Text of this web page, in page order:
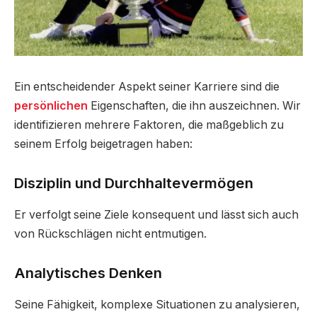
Ein entscheidender Aspekt seiner Karriere sind die
persönlichen Eigenschaften, die ihn auszeichnen. Wir
identifizieren mehrere Faktoren, die maßgeblich zu
seinem Erfolg beigetragen haben:
Disziplin und Durchhaltevermögen
Er verfolgt seine Ziele konsequent und lässt sich auch
von Rückschlägen nicht entmutigen.
Analytisches Denken
Seine Fähigkeit, komplexe Situationen zu analysieren,